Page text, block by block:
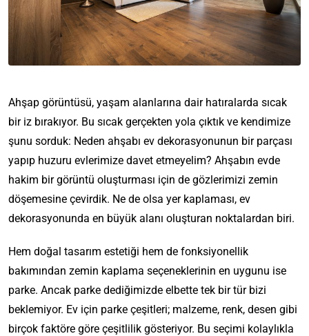
Ahşap görüntüsü, yaşam alanlarına dair hatıralarda sıcak
bir iz bırakıyor. Bu sıcak gerçekten yola çıktık ve kendimize
şunu sorduk: Neden ahşabı ev dekorasyonunun bir parçası
yapıp huzuru evlerimize davet etmeyelim? Ahşabın evde
hakim bir görüntü oluşturması için de gözlerimizi zemin
döşemesine çevirdik. Ne de olsa yer kaplaması, ev
dekorasyonunda en büyük alanı oluşturan noktalardan biri.
Hem doğal tasarım estetiği hem de fonksiyonellik
bakımından zemin kaplama seçeneklerinin en uygunu ise
parke. Ancak parke dediğimizde elbette tek bir tür bizi
beklemiyor. Ev için parke çeşitleri; malzeme, renk, desen gibi
birçok faktöre göre çeşitlilik gösteriyor. Bu seçimi kolaylıkla